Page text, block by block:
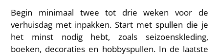
Begin minimaal twee tot drie weken voor de
verhuisdag met inpakken. Start met spullen die je
het minst nodig hebt, zoals seizoenskleding,
boeken, decoraties en hobbyspullen. In de laatste